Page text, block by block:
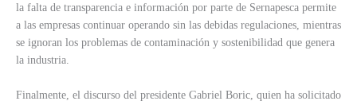
la falta de transparencia e información por parte de Sernapesca permite
a las empresas continuar operando sin las debidas regulaciones, mientras
se ignoran los problemas de contaminación y sostenibilidad que genera
la industria.
Finalmente, el discurso del presidente Gabriel Boric, quien ha solicitado